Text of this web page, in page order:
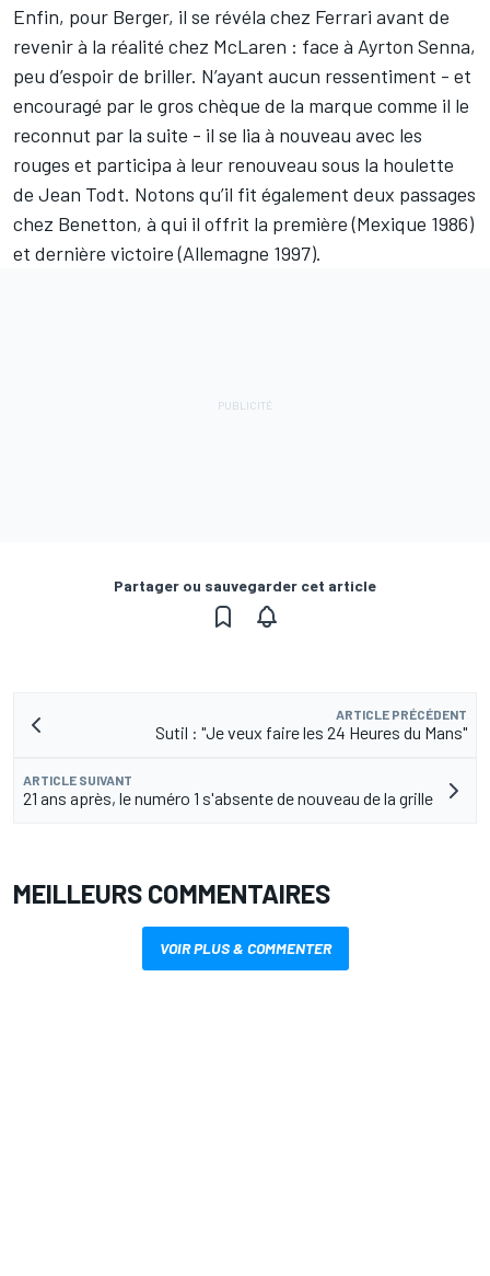
Enfin, pour Berger, il se révéla chez Ferrari avant de
revenir à la réalité chez McLaren : face à Ayrton Senna,
peu d’espoir de briller. N’ayant aucun ressentiment - et
encouragé par le gros chèque de la marque comme il le
reconnut par la suite - il se lia à nouveau avec les
rouges et participa à leur renouveau sous la houlette
de Jean Todt. Notons qu’il fit également deux passages
chez Benetton, à qui il offrit la première (Mexique 1986)
et dernière victoire (Allemagne 1997).
Partager ou sauvegarder cet article
ARTICLE PRÉCÉDENT
Sutil : "Je veux faire les 24 Heures du Mans"
ARTICLE SUIVANT
21 ans après, le numéro 1 s'absente de nouveau de la grille
MEILLEURS COMMENTAIRES
VOIR PLUS & COMMENTER